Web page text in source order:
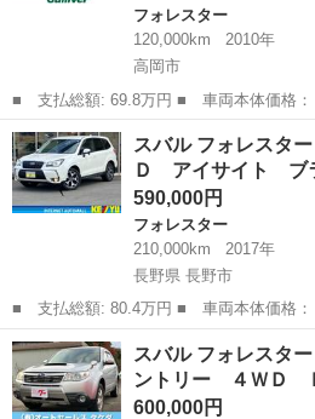
フォレスター
120,000km
2010年
高岡市
■ 支払総額: 69.8万円 ■ 車両本体価格： 571,000 円 ■ メーカー
名： スバル ■ 車種名： フォレスタ
ＸＴ ４ＷＤ 社外ナビ パナソニック（
Ｍ・ＦＭ／ワ...
富山 高岡市
スバル フォレスタ
Ｄ アイサイト ブ
590,000円
フォレスター
210,000km
2017年
長野県 長野市
■ 支払総額: 80.4万円 ■ 車両本体価格： 590,000 円 ■ メーカー
名： スバル ■ 車種名： フォレスタ
ミテッド ４ＷＤ アイサイト ブライン
イヤアルミホ...
長野 長野市
スバル フォレスタ
ントリー ４ＷＤ
600,000円